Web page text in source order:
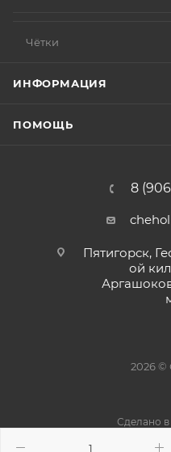
Чётки
ИНФОРМАЦИЯ
ПОМОЩЬ
8
Пятигорск,
ой
2026
Сделано в